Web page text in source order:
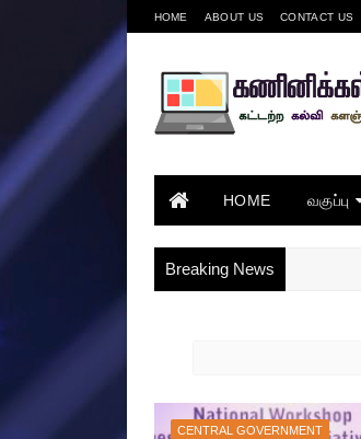
HOME ABOUT US CONTACT US
HOME வகுப்பு
Breaking News
CENTRAL GOVERNMENT